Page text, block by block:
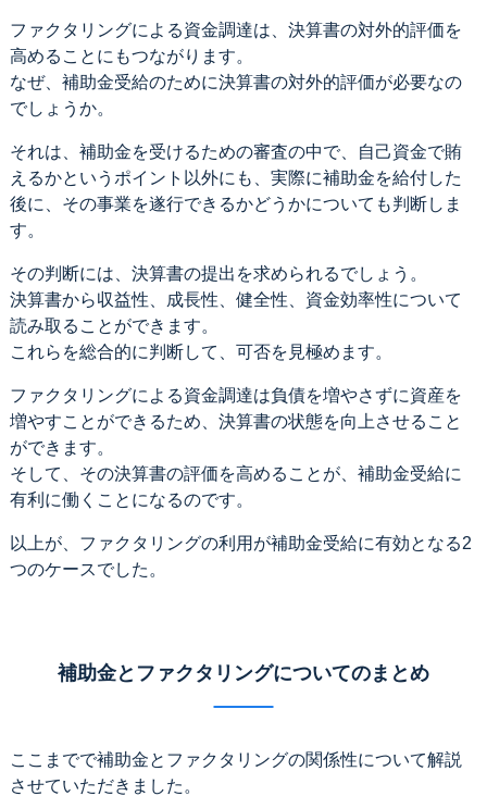
ファクタリングによる資金調達は、決算書の対外的評価を
高めることにもつながります。
なぜ、補助金受給のために決算書の対外的評価が必要なの
でしょうか。
それは、補助金を受けるための審査の中で、自己資金で賄
えるかというポイント以外にも、実際に補助金を給付した
後に、その事業を遂行できるかどうかについても判断しま
す。
その判断には、決算書の提出を求められるでしょう。
決算書から収益性、成長性、健全性、資金効率性について
読み取ることができます。
これらを総合的に判断して、可否を見極めます。
ファクタリングによる資金調達は負債を増やさずに資産を
増やすことができるため、決算書の状態を向上させること
ができます。
そして、その決算書の評価を高めることが、補助金受給に
有利に働くことになるのです。
以上が、ファクタリングの利用が補助金受給に有効となる2
つのケースでした。
補助金とファクタリングについてのまとめ
ここまでで補助金とファクタリングの関係性について解説
させていただきました。